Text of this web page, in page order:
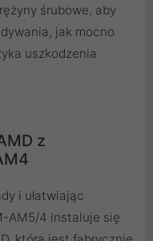
śrubowe, aby
jak mocno
uszkodzenia
z
i ułatwiając
AM5/4 instaluje się